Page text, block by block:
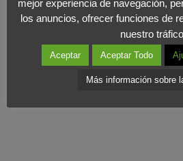
los clientes que no vayan a volar.
como ciudad en miniatura, una
espacios exclusivos comerciales, de
exclusivos, generando su propia
extensión de la ciudad
,
mejor experiencia de navegación,
los anuncios, ofrecer funciones de
nuestro
Aceptar Aceptar Todo
Más información sobre